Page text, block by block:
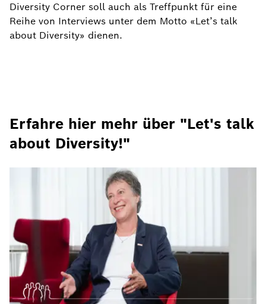
Diversity Corner soll auch als Treffpunkt für eine
Reihe von Interviews unter dem Motto «Let’s talk
about Diversity» dienen.
Erfahre hier mehr über "Let's talk
about Diversity!"